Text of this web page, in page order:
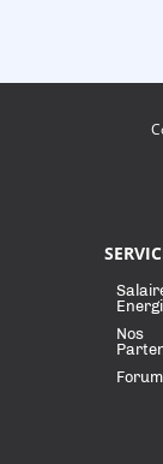
Nos
Forum